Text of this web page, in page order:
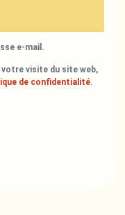
e-mail.
visite du site web,
de confidentialité.